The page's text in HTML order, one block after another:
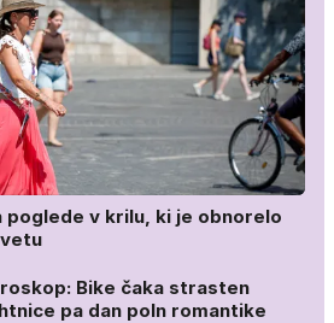
poglede v krilu, ki je obnorelo
Bike čaka strasten
pa dan poln romantike